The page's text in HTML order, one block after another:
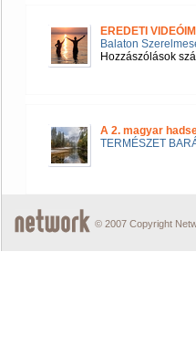
EREDETI
Balaton
Hozzászólások
A 2. magyar
TERMÉSZET
© 2007 Copyright